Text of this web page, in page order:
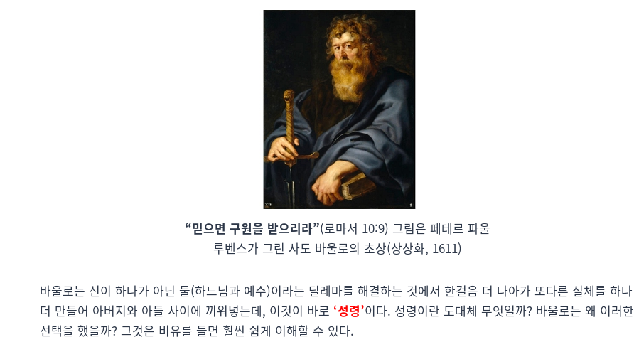
“믿으면 구원을 받으리라”(로마서 10:9) 그림은 페테르 파울
루벤스가 그린 사도 바울로의 초상(상상화, 1611)
바울로는 신이 하나가 아닌 둘(하느님과 예수)이라는 딜레마를 해결하는 것에서 한걸음 더 나아가 또다른 실체를 하나
더 만들어 아버지와 아들 사이에 끼워넣는데, 이것이 바로 ‘성령’이다. 성령이란 도대체 무엇일까? 바울로는 왜 이러한
선택을 했을까? 그것은 비유를 들면 훨씬 쉽게 이해할 수 있다.